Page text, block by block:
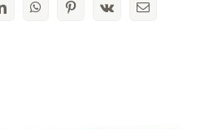
WhatsAppPinterest
Vk Email